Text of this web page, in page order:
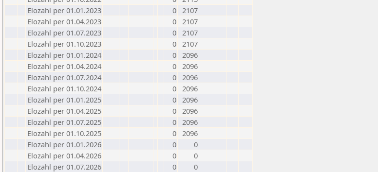
Elozahl per 01.01.2023
0 2107
Elozahl per 01.04.2023
0 2107
Elozahl per 01.07.2023
0 2107
Elozahl per 01.10.2023
0 2107
Elozahl per 01.01.2024
0 2096
Elozahl per 01.04.2024
0 2096
Elozahl per 01.07.2024
0 2096
Elozahl per 01.10.2024
0 2096
Elozahl per 01.01.2025
0 2096
Elozahl per 01.04.2025
0 2096
Elozahl per 01.07.2025
0 2096
Elozahl per 01.10.2025
0 2096
Elozahl per 01.01.2026
0
0
Elozahl per 01.04.2026
0
0
Elozahl per 01.07.2026
0 0